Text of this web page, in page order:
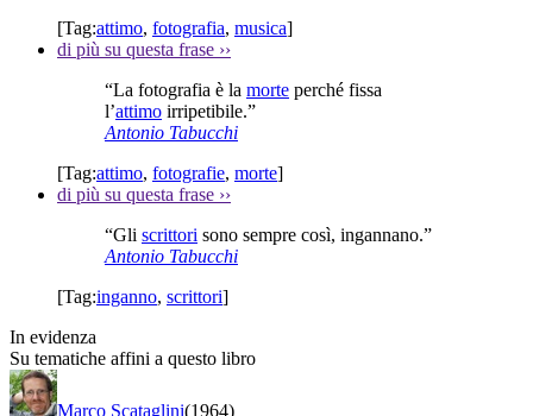
[Tag:attimo, fotografia, musica]
di più su questa frase ››
“La fotografia è la morte perché fissa
l’attimo irripetibile.”
Antonio Tabucchi
[Tag:attimo, fotografie, morte]
di più su questa frase ››
“Gli scrittori sono sempre così, ingannano.”
Antonio Tabucchi
[Tag:inganno, scrittori]
In evidenza
Su tematiche affini a questo libro
Marco Scataglini(1964)